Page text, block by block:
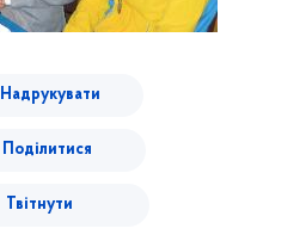
Надрукувати
Поділитися
Твітнути